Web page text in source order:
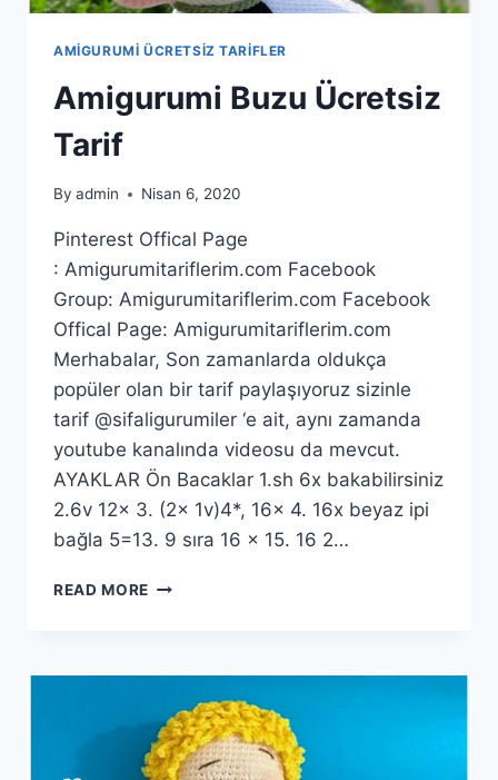
AMIGURUMI ÜCRETSIZ TARIFLER
Amigurumi Buzu Ücretsiz
Tarif
By admin Nisan 6, 2020
Pinterest Offical Page
: Amigurumitariflerim.com Facebook
Group: Amigurumitariflerim.com Facebook
Offical Page: Amigurumitariflerim.com
Merhabalar, Son zamanlarda oldukça
popüler olan bir tarif paylaşıyoruz sizinle
tarif @sifaligurumiler ‘e ait, aynı zamanda
youtube kanalında videosu da mevcut.
AYAKLAR Ön Bacaklar 1.sh 6x bakabilirsiniz
2.6v 12x 3. (2x 1v)4*, 16x 4. 16x beyaz ipi
bağla 5=13. 9 sıra 16 x 15. 16 2…
READ MORE AMIGURUMI